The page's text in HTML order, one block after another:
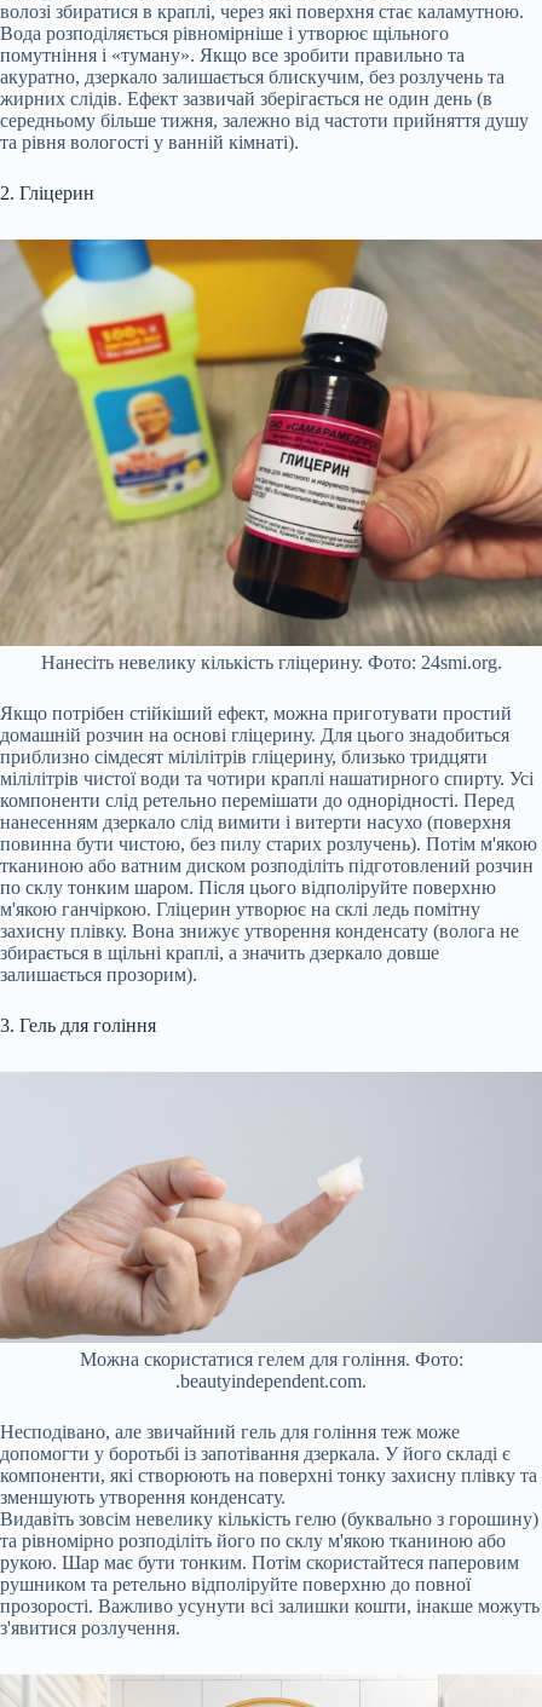
волозі збиратися в краплі, через які поверхня стає каламутною.
Вода розподіляється рівномірніше і утворює щільного
помутніння і «туману». Якщо все зробити правильно та
акуратно, дзеркало залишається блискучим, без розлучень та
жирних слідів. Ефект зазвичай зберігається не один день (в
середньому більше тижня, залежно від частоти прийняття душу
та рівня вологості у ванній кімнаті).
2. Гліцерин
Нанесіть невелику кількість гліцерину. Фото: 24smi.org.
Якщо потрібен стійкіший ефект, можна приготувати простий
домашній розчин на основі гліцерину. Для цього знадобиться
приблизно сімдесят мілілітрів гліцерину, близько тридцяти
мілілітрів чистої води та чотири краплі нашатирного спирту. Усі
компоненти слід ретельно перемішати до однорідності. Перед
нанесенням дзеркало слід вимити і витерти насухо (поверхня
повинна бути чистою, без пилу старих розлучень). Потім м'якою
тканиною або ватним диском розподіліть підготовлений розчин
по склу тонким шаром. Після цього відполіруйте поверхню
м'якою ганчіркою. Гліцерин утворює на склі ледь помітну
захисну плівку. Вона знижує утворення конденсату (волога не
збирається в щільні краплі, а значить дзеркало довше
залишається прозорим).
3. Гель для гоління
Можна скористатися гелем для гоління. Фото:
.beautyindependent.com.
Несподівано, але звичайний гель для гоління теж може
допомогти у боротьбі із запотівання дзеркала. У його складі є
компоненти, які створюють на поверхні тонку захисну плівку та
зменшують утворення конденсату.
Видавіть зовсім невелику кількість гелю (буквально з горошину)
та рівномірно розподіліть його по склу м'якою тканиною або
рукою. Шар має бути тонким. Потім скористайтеся паперовим
рушником та ретельно відполіруйте поверхню до повної
прозорості. Важливо усунути всі залишки кошти, інакше можуть
з'явитися розлучення.